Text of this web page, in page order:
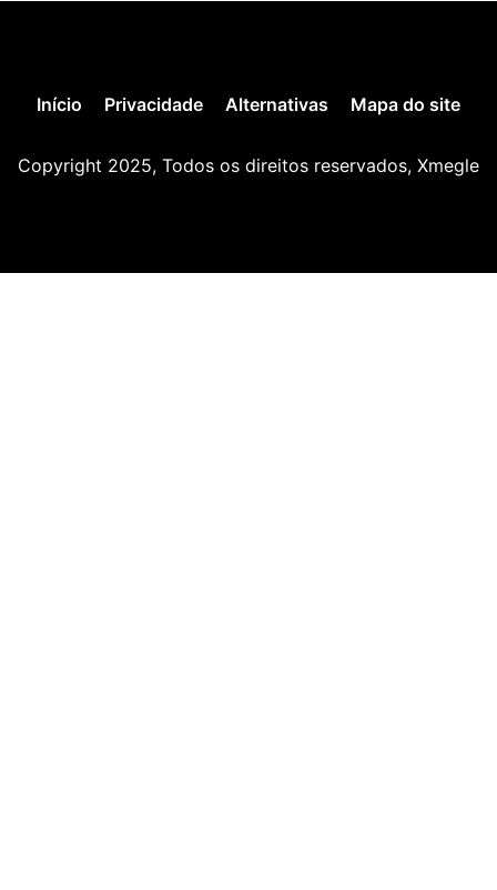
Início Privacidade Alternativas Mapa do site
Copyright 2025, Todos os direitos reservados, Xmegle